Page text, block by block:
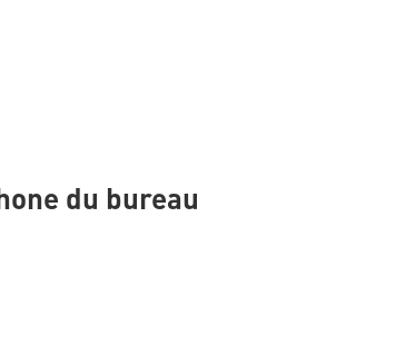
du bureau